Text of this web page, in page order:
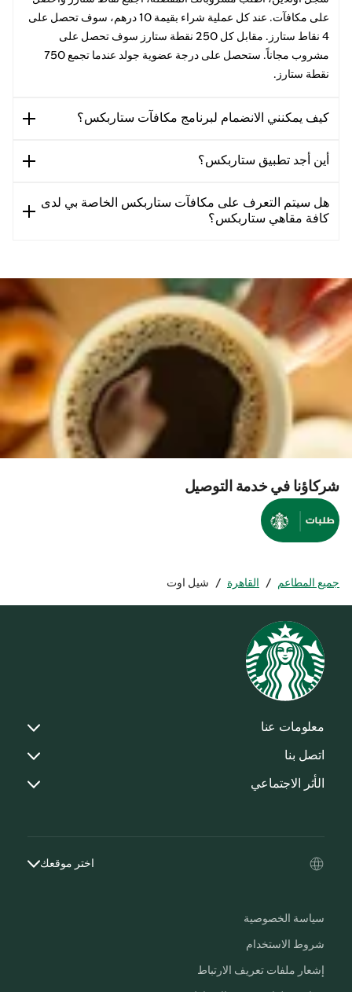
على مكافآت. عند كل عملية شراء بقيمة 10 درهم، سوف تحصل على
4 نقاط ستارز. مقابل كل 250 نقطة ستارز سوف تحصل على
مشروب مجاناً. ستحصل على درجة عضوية جولد عندما تجمع 750
نقطة ستارز.
كيف يمكنني الانضمام لبرنامج مكافآت ستاربكس؟
أين أجد تطبيق ستاربكس؟
هل سيتم التعرف على مكافآت ستاربكس الخاصة بي لدى
كافة مقاهي ستاربكس؟
شركاؤنا في خدمة التوصيل
جميع المطاعم / القاهرة / شيل اوت
معلومات عنا
اتصل بنا
الأثر الاجتماعي
اختر موقعك
سياسة الخصوصية
شروط الاستخدام
إشعار ملفات تعريف الارتباط